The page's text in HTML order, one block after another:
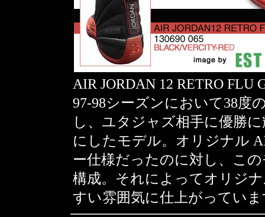
AIR JORDAN 12 RETRO
97-98シーズンにおいて38度
し、ユタジャズ相手に優勝
にしたモデル。オリジナル
ー仕様だったのに対し、こ
構成。それによってオリジ
すい雰囲気に仕上がってい